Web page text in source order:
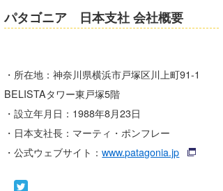
パタゴニア 日本支社 会社概要
・所在地：神奈川県横浜市戸塚区川上町91-1
BELISTAタワー東戸塚5階
・設立年月日：1988年8月23日
・日本支社長：マーティ・ポンフレー
・公式ウェブサイト：www.patagonia.jp